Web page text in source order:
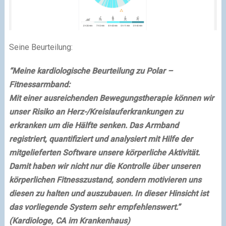
Seine Beurteilung:
“Meine kardiologische Beurteilung zu Polar –
Fitnessarmband:
Mit einer ausreichenden Bewegungstherapie können wir
unser Risiko an Herz-/Kreislauferkrankungen zu
erkranken um die Hälfte senken. Das Armband
registriert, quantifiziert und analysiert mit Hilfe der
mitgelieferten Software unsere körperliche Aktivität.
Damit haben wir nicht nur die Kontrolle über unseren
körperlichen Fitnesszustand, sondern motivieren uns
diesen zu halten und auszubauen. In dieser Hinsicht ist
das vorliegende System sehr empfehlenswert.”
(Kardiologe, CA im Krankenhaus)